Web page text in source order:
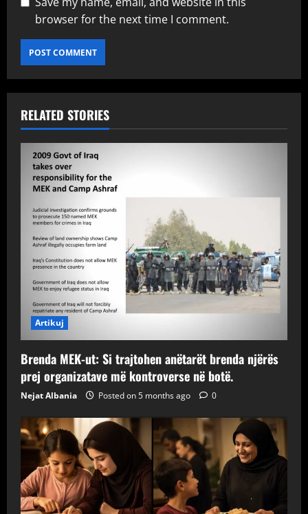
browser for the next time I comment.
RELATED STORIES
Artikuj
Brenda MEK-ut: Si trajtohen anëtarët brenda njërës
prej organizatave më kontroverse në botë.
Nejat Albania Posted on 5 months ago 0